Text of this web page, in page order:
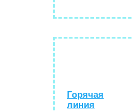
Горячая
линия